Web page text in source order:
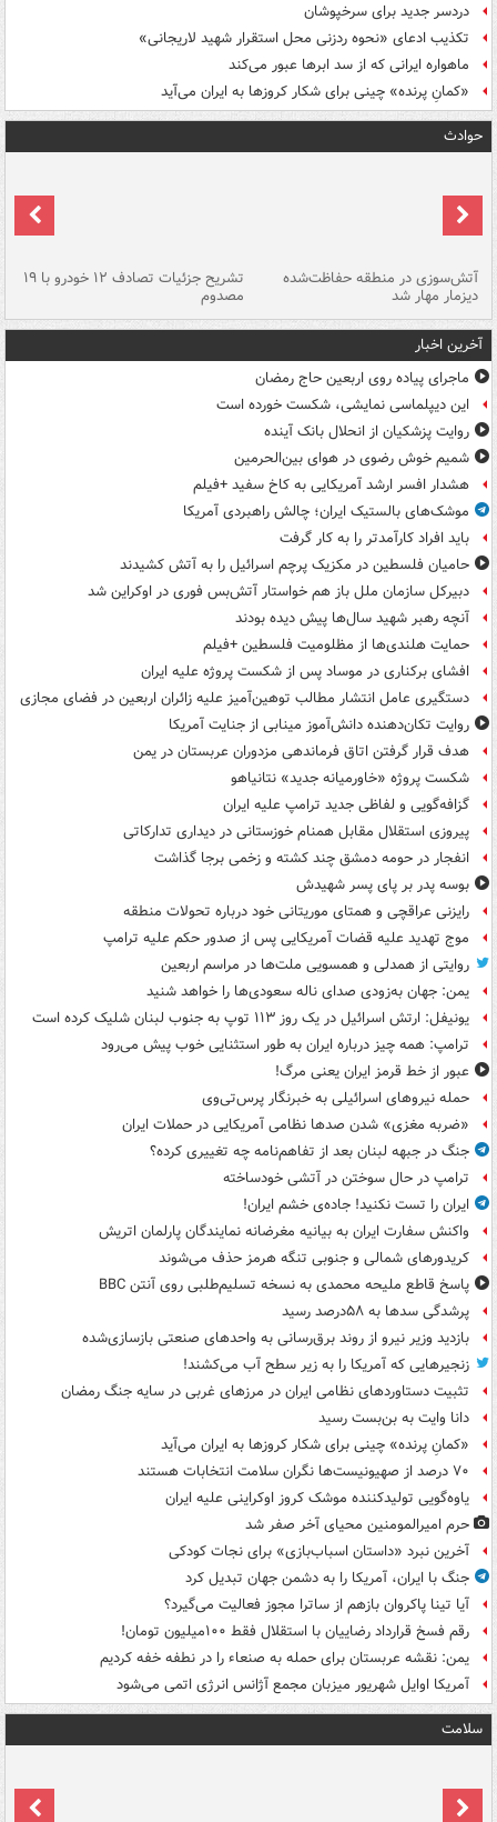
دردسر جدید برای سرخپوشان
تکذیب ادعای «نحوه ردزنی محل استقرار شهید لاریجانی»
ماهواره ایرانی که از سد ابرها عبور می‌کند
«کمانِ پرنده» چینی برای شکار کروزها به ایران می‌آید
حوادث
آتش‌سوزی در منطقه حفاظت‌شده
دیزمار مهار شد
تشریح جزئیات تصادف ۱۲ خودرو با ۱۹
مصدوم
آخرین اخبار
ماجرای پیاده روی اربعین حاج رمضان
این دیپلماسی نمایشی، شکست خورده است
روایت پزشکیان از انحلال بانک آینده
شمیم خوش رضوی در هوای بین‌الحرمین
هشدار افسر ارشد آمریکایی به کاخ سفید +فیلم
موشک‌های بالستیک ایران؛ چالش راهبردی آمریکا
باید افراد کارآمدتر را به کار گرفت
حامیان فلسطین در مکزیک پرچم اسرائیل را به آتش کشیدند
دبیرکل سازمان ملل باز هم خواستار آتش‌بس فوری در اوکراین شد
آنچه رهبر شهید سال‌ها پیش دیده بودند
حمایت هلندی‌ها از مظلومیت فلسطین +فیلم
افشای برکناری در موساد پس از شکست پروژه علیه ایران
دستگیری عامل انتشار مطالب توهین‌آمیز علیه زائران اربعین در فضای مجازی
روایت تکان‌دهنده دانش‌آموز مینابی از جنایت آمریکا
هدف قرار گرفتن اتاق‌ فرماندهی مزدوران عربستان در یمن
شکست پروژه «خاورمیانه جدید» نتانیاهو
گزافه‌گویی و لفاظی جدید ترامپ علیه ایران
پیروزی استقلال مقابل همنام خوزستانی در دیداری تدارکاتی
انفجار در حومه دمشق چند کشته و زخمی برجا گذاشت
بوسه‌ پدر بر پای پسر شهیدش
رایزنی عراقچی و همتای موریتانی خود درباره تحولات منطقه
موج تهدید علیه قضات آمریکایی پس از صدور حکم علیه ترامپ
روایتی از همدلی و همسویی ملت‌ها در مراسم اربعین
یمن: جهان به‌زودی صدای ناله سعودی‌ها را خواهد شنید
یونیفل: ارتش اسرائیل در یک روز ۱۱۳ توپ به جنوب لبنان شلیک کرده است
ترامپ: همه چیز درباره ایران به طور استثنایی خوب پیش می‌رود
عبور از خط قرمز ایران یعنی مرگ!
حمله نیروهای اسرائیلی به خبرنگار پرس‌تی‌وی
«ضربه مغزی» شدن صدها نظامی آمریکایی در حملات ایران
جنگ در جبهه لبنان بعد از تفاهم‌نامه چه تغییری کرده؟
ترامپ در حال سوختن در آتشی خودساخته
ایران را تست نکنید! جاده‌ی خشم ایران!
واکنش سفارت ایران به بیانیه مغرضانه نمایندگان پارلمان اتریش
کریدورهای شمالی و جنوبی تنگه هرمز حذف می‌شوند
پاسخ قاطع ملیحه محمدی به نسخه تسلیم‌طلبی روی آنتن BBC
پرشدگی سدها به ۵۸درصد رسید
بازدید وزیر نیرو از روند برق‌رسانی به واحدهای صنعتی بازسازی‌شده
زنجیرهایی که آمریکا را به زیر سطح آب می‌کشند!
تثبیت دستاوردهای نظامی ایران در مرزهای غربی در سایه جنگ رمضان
دانا وایت به بن‌بست رسید
«کمانِ پرنده» چینی برای شکار کروزها به ایران می‌آید
۷۰ درصد از صهیونیست‌ها نگران سلامت انتخابات هستند
یاوه‌گویی تولیدکننده موشک کروز اوکراینی علیه ایران
حرم امیرالمومنین محیای آخر صفر شد
آخرین نبرد «داستان اسباب‌بازی» برای نجات کودکی
جنگ با ایران، آمریکا را به دشمن جهان تبدیل کرد
آیا تینا پاکروان بازهم از ساترا مجوز فعالیت می‌گیرد؟
رقم فسخ قرارداد رضاییان با استقلال فقط ۱۰۰میلیون تومان!
یمن: نقشه عربستان برای حمله به صنعاء را در نطفه خفه کردیم
آمریکا اوایل شهریور میزبان مجمع آژانس انرژی اتمی می‌شود
سلامت